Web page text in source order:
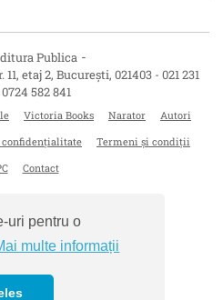
uri pentru o
multe informații
Publica -
etaj 2, București, 021403 - 021 231
582 841
Victoria Books Narator
Autori
Termeni și condiții
Contact